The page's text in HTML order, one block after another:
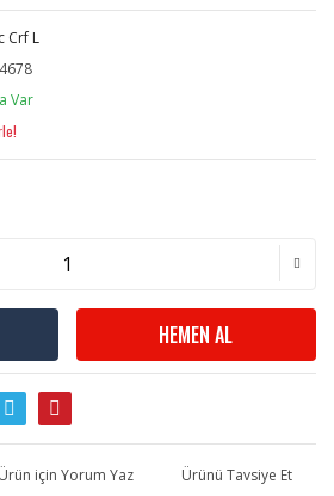
Crf L
Var
HEMEN AL
Ürün için Yorum Yaz Ürünü Tavsiye Et